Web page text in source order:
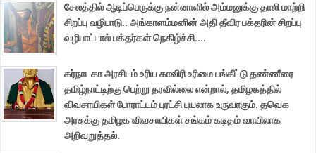
சேலத்தில் ஆடிப்பெருக்கு நன்னாளில் அம்மனுக்கு தாலி மாற்றி
சிறப்பு வழிபாடு.. அங்காளம்மனின் அதி தீவிர பக்தரின் சிறப்பு
வழிபாட்டால் பக்தர்கள் நெகிழ்ச்சி....
கர்நாடகா அரசிடம் உரிய காவிரி உரிமை பங்கீட்டு தண்ணீரை
தமிழ்நாட்டிற்கு பெற்று தரவில்லை என்றால், தமிழகத்தில்
விவசாயிகள் போராட்டம் புரட்சி புயலாக உருவாகும். தவெக
அரசுக்கு தமிழக விவசாயிகள் சங்கம் கடிதம் வாயிலாக
அறிவுறுத்தல்.